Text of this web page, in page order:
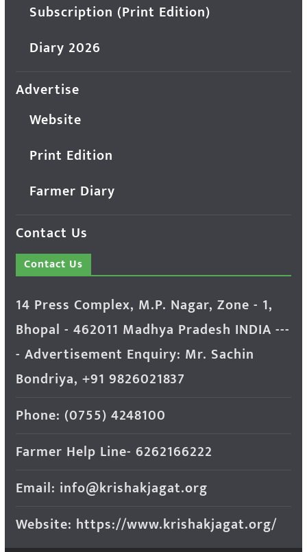
Subscription (Print Edition)
Diary 2026
Advertise
Website
Print Edition
Farmer Diary
Contact Us
Contact Us
14 Press Complex, M.P. Nagar, Zone - 1,
Bhopal - 462011 Madhya Pradesh INDIA ---
- Advertisement Enquiry: Mr. Sachin
Bondriya, +91 9826021837
Phone: (0755) 4248100
Farmer Help Line- 6262166222
Email: info@krishakjagat.org
Website: https://www.krishakjagat.org/